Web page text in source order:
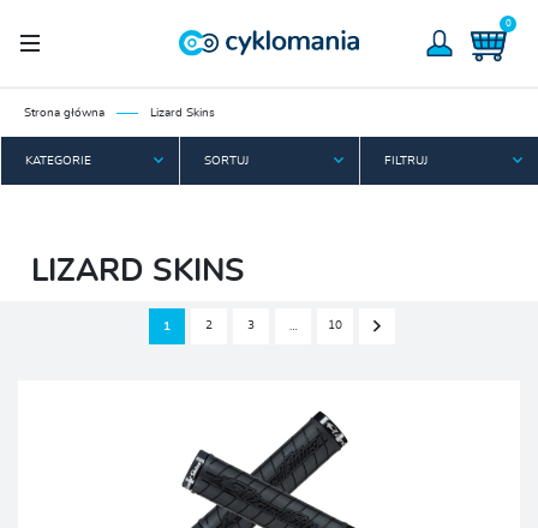
0
Strona główna Lizard Skins
KATEGORIE SORTUJ FILTRUJ
LIZARD SKINS
1 2 3 10